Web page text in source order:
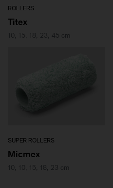
ROLLERS
Titex
10, 15, 18, 23, 45 cm
SUPER ROLLERS
Micmex
10, 10, 15, 18, 23 cm